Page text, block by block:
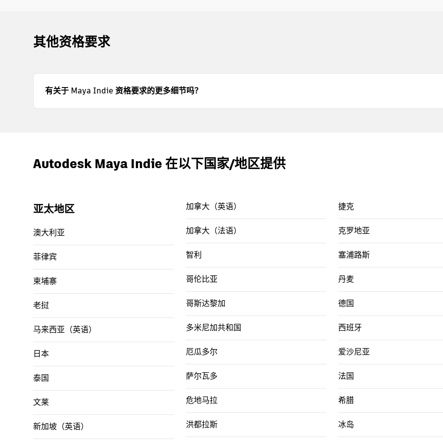
其他资格要求
有关于 Maya Indie 资格要求的更多细节吗？
Autodesk Maya Indie 在以下国家/地区提供
亚太地区
澳大利亚
菲律宾
柬埔寨
老挝
马来西亚（英语）
日本
泰国
文莱
新加坡（英语）
加拿大（英语）
加拿大（法语）
智利
哥伦比亚
哥斯达黎加
多米尼加共和国
厄瓜多尔
萨尔瓦多
危地马拉
洪都拉斯
捷克
克罗地亚
塞浦路斯
丹麦
德国
西班牙
爱沙尼亚
法国
希腊
冰岛